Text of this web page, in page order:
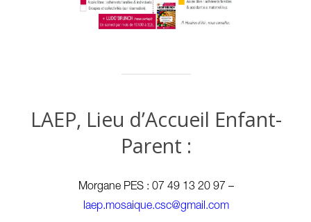
LAEP, Lieu d’Accueil Enfant-
Parent :
Morgane PES : 07 49 13 20 97 –
laep.mosaique.csc@gmail.com